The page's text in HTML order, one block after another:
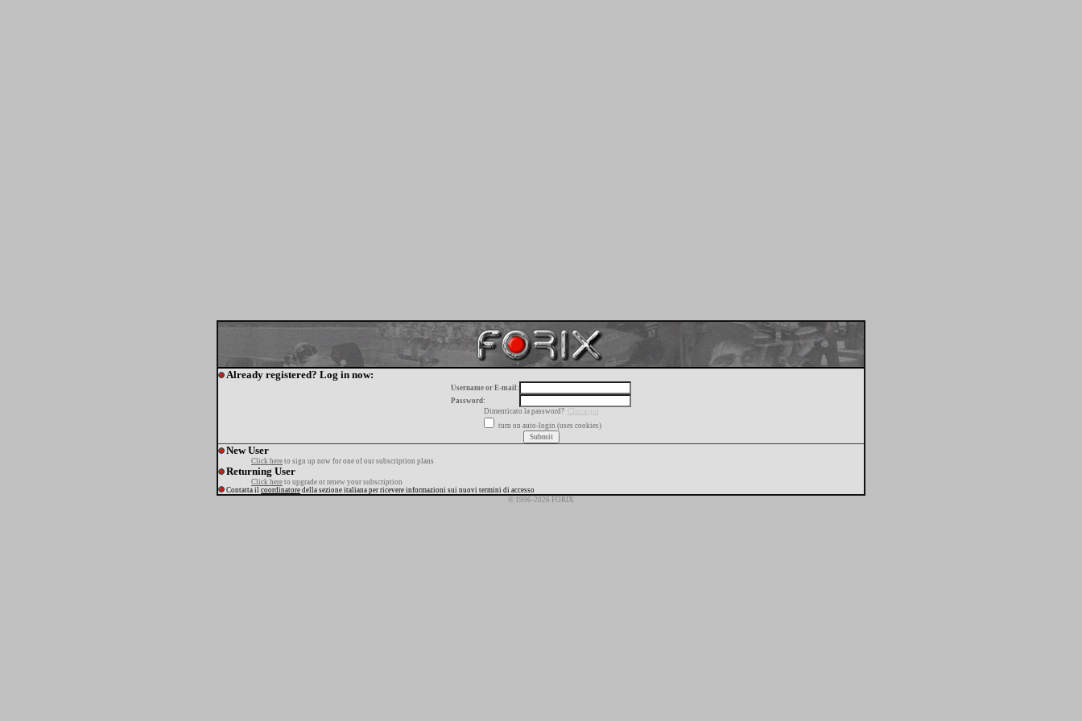
Already registered? Log in now:
Username or E-mail:
Password:
Dimenticato la password?
Clicca qui
turn on auto-login (uses cookies)
New User
Click here to sign up now for one of our subscription plans
Returning User
Click here to upgrade or renew your subscription
Contatta il coordinatore della sezione italiana per ricevere informazioni sui nuovi termini di accesso
© 1996-2026 FORIX